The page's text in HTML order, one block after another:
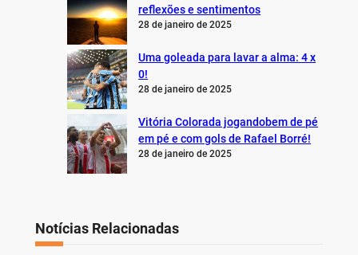
reflexões e sentimentos
28 de janeiro de 2025
Uma goleada para lavar a alma: 4 x
0!
28 de janeiro de 2025
Vitória Colorada jogandobem de pé
em pé e com gols de Rafael Borré!
28 de janeiro de 2025
Notícias Relacionadas